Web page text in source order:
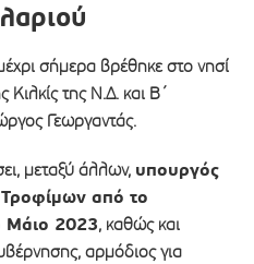
σήμερα βρέθηκε στο νησί
Κιλκίς της Ν.Δ. και Β΄
Γεωργαντάς.
μεταξύ άλλων, υπουργός
Τροφίμων από το
Μάιο 2023, καθώς και
αρμόδιος για